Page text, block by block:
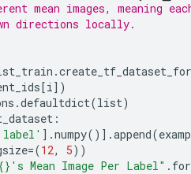
mean images, meaning
directions locally.
.
[i])
.defaultdict(list)
:
].numpy()].append(
=(12, 5))
Mean Image Per Label" .